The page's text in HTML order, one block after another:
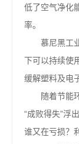
低了空气净化
率。
慕尼黑工业
下可以持续使
缓解塑料及电
随着节能环
“成败得失”浮
谁又在亏损？